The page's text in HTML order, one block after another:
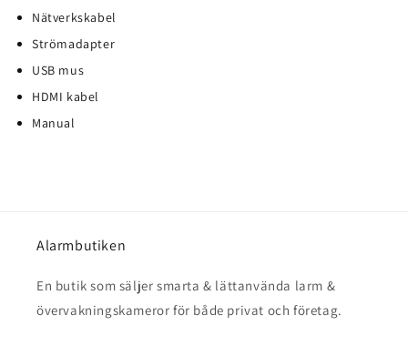
Nätverkskabel
Strömadapter
USB mus
HDMI kabel
Manual
Alarmbutiken
En butik som säljer smarta & lättanvända larm &
övervakningskameror för både privat och företag.